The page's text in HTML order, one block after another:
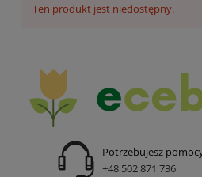
Ten produkt jest niedostępny.
Potrzebujesz
+48 502 871 736